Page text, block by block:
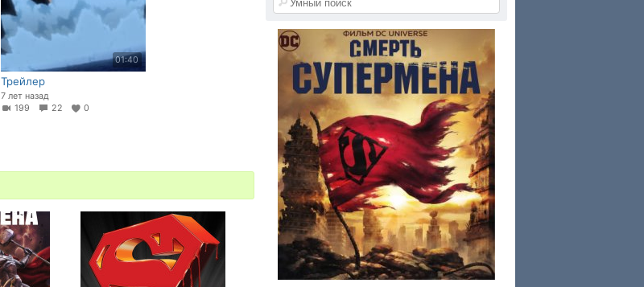
01:40
Трейлер
7 лет назад
199
22 0